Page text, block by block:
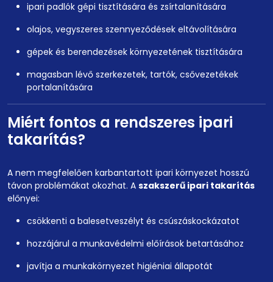
ipari padlók gépi tisztítására és zsírtalanítására
olajos, vegyszeres szennyeződések eltávolítására
gépek és berendezések környezetének tisztítására
magasban lévő szerkezetek, tartók, csővezetékek
portalanítására
Miért fontos a rendszeres ipari
takarítás?
A nem megfelelően karbantartott ipari környezet hosszú
távon problémákat okozhat. A szakszerű ipari takarítás
előnyei:
csökkenti a balesetveszélyt és csúszáskockázatot
hozzájárul a munkavédelmi előírások betartásához
javítja a munkakörnyezet higiéniai állapotát